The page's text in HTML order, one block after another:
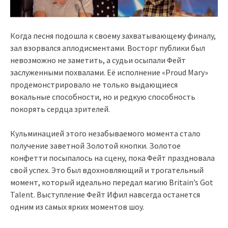
Когда песня подошла к своему захватывающему финалу,
зал взорвался аплодисментами. Восторг публики был
невозможно не заметить, а судьи осыпали Фейт
заслуженными похвалами. Её исполнение «Proud Mary»
продемонстрировало не только выдающиеся
вокальные способности, но и редкую способность
покорять сердца зрителей.
Кульминацией этого незабываемого момента стало
получение заветной Золотой кнопки. Золотое
конфетти посыпалось на сцену, пока Фейт праздновала
свой успех. Это был вдохновляющий и трогательный
момент, который идеально передал магию Britain’s Got
Talent. Выступление Фейт Ифил навсегда останется
одним из самых ярких моментов шоу.